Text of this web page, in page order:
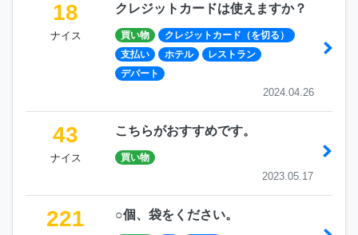
18
ナイス
クレジットカードは使えますか？
買い物
クレジットカード（を切る）
支払い
ホテル
レストラン
デパート
2024.04.26
43
ナイス
こちらがおすすめです。
買い物
2023.05.17
221 ○個、袋をください。